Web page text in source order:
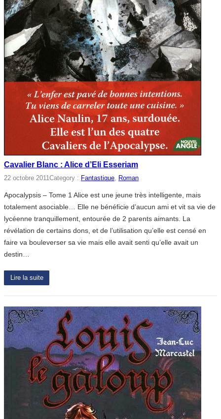
Cavalier Blanc : Alice d’Eli Esseriam
22 octobre 2011Category : Fantastique, Roman
Apocalypsis – Tome 1 Alice est une jeune très intelligente, mais
totalement asociable… Elle ne bénéficie d’aucun ami et vit sa vie de
lycéenne tranquillement, entourée de 2 parents aimants. La
révélation de certains dons, et de l’utilisation qu’elle est censé en
faire va bouleverser sa vie mais elle avait senti qu’elle avait un
destin…
Lire la suite